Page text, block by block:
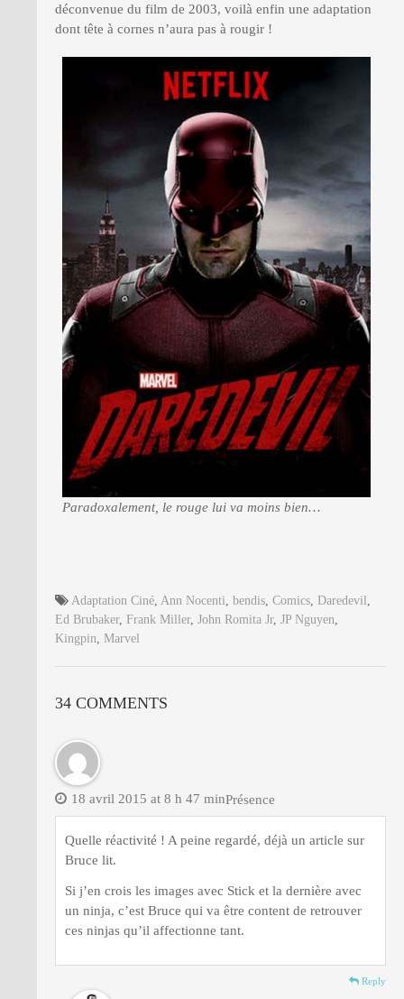
déconvenue du film de 2003, voilà enfin une adaptation
dont tête à cornes n’aura pas à rougir !
Paradoxalement, le rouge lui va moins bien…
Adaptation Ciné Ann Nocenti bendis Comics Daredevil
Ed Brubaker, Frank Miller, John Romita Jr, JP Nguyen
Kingpin
Marvel
34 COMMENTS
Présence
18 avril 2015 at 8 h 47 min
Quelle réactivité ! A peine regardé, déjà un article sur
Bruce lit.
Si j’en crois les images avec Stick et la dernière avec
un ninja, c’est Bruce qui va être content de retrouver
ces ninjas qu’il affectionne tant.
Reply